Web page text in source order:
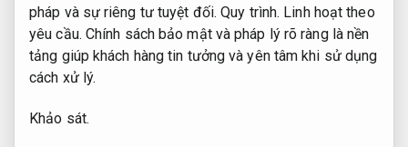
pháp và sự riêng tư tuyệt đối.Quy trình. Linh hoạt theo
yêu cầu. Chính sách bảo mật và pháp lý rõ ràng là nền
tảng giúp khách hàng tin tưởng và yên tâm khi sử dụng
cách xử lý.
Khảo sát.